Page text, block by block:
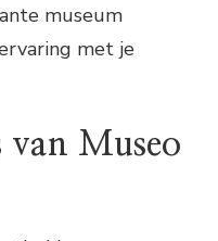
museum
met je
van Museo